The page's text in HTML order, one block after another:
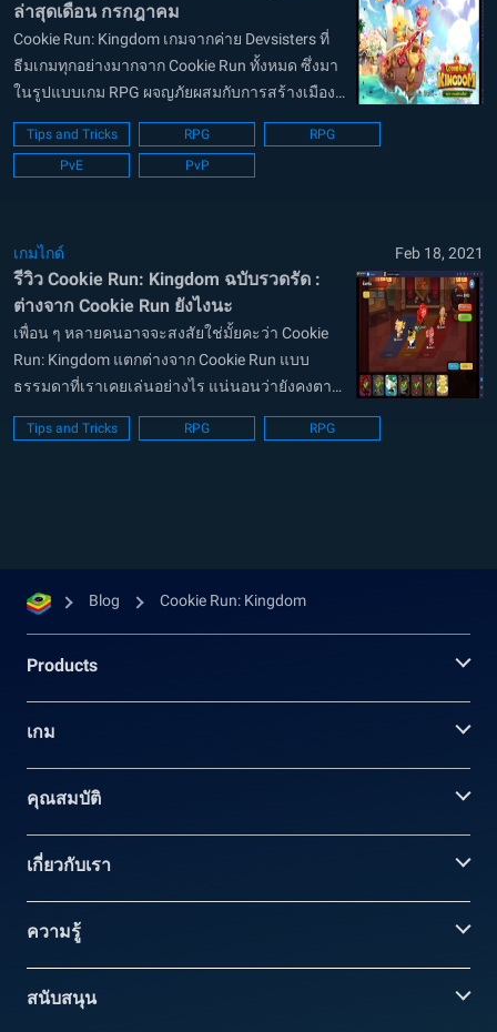
ล่าสุดเดือน กรกฎาคม
Cookie Run: Kingdom เกมจากค่าย Devsisters ที่
ธีมเกมทุกอย่างมากจาก Cookie Run ทั้งหมด ซึ่งมา
ในรูปแบบเกม RPG ผจญภัยผสมกับการสร้างเมือง
แห่งขนม แล้วเปลื่ยนจากการวิ่งหนีตายเป็นการให้
เหล่าคุกกี้มีสกิลต่างๆในการต่อสู้ พร้อมกับเนื้อเรื่อง
ที่น่าติดตาม ซึ่งแน่...
Tips and Tricks RPG
RPG
PvE
PvP
เกมไกด์ Feb 18, 2021
รีวิว Cookie Run: Kingdom ฉบับรวดรัด :
ต่างจาก Cookie Run ยังไงนะ
เพื่อน ๆ หลายคนอาจจะสงสัยใช่มั้ยคะว่า Cookie
Run: Kingdom แตกต่างจาก Cookie Run แบบ
ธรรมดาที่เราเคยเล่นอย่างไร แน่นอนว่ายังคงตาม
คอนเซปต์เดิมที่เป็นคุกกี้วิ่งและเก็บเหรียญ ยิ่งไป
กว่านั้นคือคุกกี้แต่ละตัวมีทักษะต่าง ๆ ในการต่อสู้
Tips and Tricks RPG RPG
Blog Cookie Run: Kingdom
Products
เกม
คุณสมบัติ
เกี่ยวกับเรา
ความรู้
สนับสนุน